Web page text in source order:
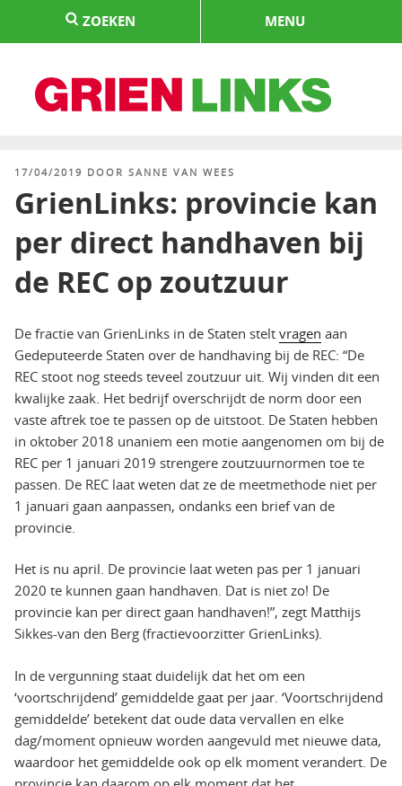
springen
ZOEKEN MENU
GEPLAATST
17/04/2019 DOOR SANNE VAN WEES
GrienLinks: provincie kan
per direct handhaven bij
de REC op zoutzuur
De fractie van GrienLinks in de Staten stelt vragen aan
Gedeputeerde Staten over de handhaving bij de REC: “De
REC stoot nog steeds teveel zoutzuur uit. Wij vinden dit een
kwalijke zaak. Het bedrijf overschrijdt de norm door een
vaste aftrek toe te passen op de uitstoot. De Staten hebben
in oktober 2018 unaniem een motie aangenomen om bij de
REC per 1 januari 2019 strengere zoutzuurnormen toe te
passen. De REC laat weten dat ze de meetmethode niet per
1 januari gaan aanpassen, ondanks een brief van de
provincie.
Het is nu april. De provincie laat weten pas per 1 januari
2020 te kunnen gaan handhaven. Dat is niet zo! De
provincie kan per direct gaan handhaven!”, zegt Matthijs
Sikkes-van den Berg (fractievoorzitter GrienLinks).
In de vergunning staat duidelijk dat het om een
‘voortschrijdend’ gemiddelde gaat per jaar. ‘Voortschrijdend
gemiddelde’ betekent dat oude data vervallen en elke
dag/moment opnieuw worden aangevuld met nieuwe data,
waardoor het gemiddelde ook op elk moment verandert. De